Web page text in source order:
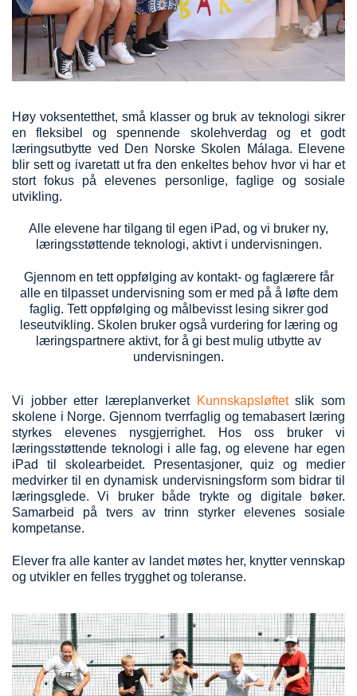
Høy voksentetthet, små klasser og bruk av teknologi sikrer
en fleksibel og spennende skolehverdag og et godt
læringsutbytte ved Den Norske Skolen Málaga. Elevene
blir sett og ivaretatt ut fra den enkeltes behov hvor vi har et
stort fokus på elevenes personlige, faglige og sosiale
utvikling.
Alle elevene har tilgang til egen iPad, og vi bruker ny,
læringsstøttende teknologi, aktivt i undervisningen.
Gjennom en tett oppfølging av kontakt- og faglærere får
alle en tilpasset undervisning som er med på å løfte dem
faglig. Tett oppfølging og målbevisst lesing sikrer god
leseutvikling. Skolen bruker også vurdering for læring og
læringspartnere aktivt, for å gi best mulig utbytte av
undervisningen.
Vi jobber etter læreplanverket Kunnskapsløftetslik som
skolene i Norge. Gjennom tverrfaglig og temabasert læring
styrkes elevenes nysgjerrighet. Hos oss bruker vi
læringsstøttende teknologi i alle fag, og elevene har egen
iPad til skolearbeidet. Presentasjoner, quiz og medier
medvirker til en dynamisk undervisningsform som bidrar til
læringsglede. Vi bruker både trykte og digitale bøker.
Samarbeid på tvers av trinn styrker elevenes sosiale
kompetanse.
Elever fra alle kanter av landet møtes her, knytter vennskap
og utvikler en felles trygghet og toleranse.